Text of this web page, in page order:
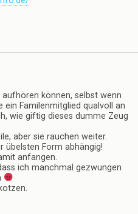
bei den Wenigsten.
dass Raucher, selbst
nur dumm sind, und
und realistische
warum sie eigentlich
will ein Kind rauchen sehen,
in der Hand zu halten,
derart zu schädigen will wohl
Diabetiker oder andere
nicht auf, ich sehe es immer